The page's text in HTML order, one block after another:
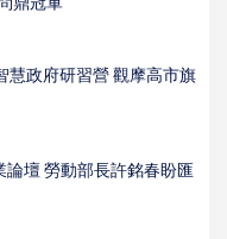
慧政府研習營 觀摩高市旗
壇 勞動部長許銘春盼匯